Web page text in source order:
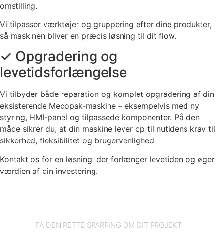
omstilling.
Vi tilpasser værktøjer og gruppering efter dine produkter,
så maskinen bliver en præcis løsning til dit flow.
✓ Opgradering og
levetidsforlængelse
Vi tilbyder både reparation og komplet opgradering af din
eksisterende Mecopak-maskine – eksempelvis med ny
styring, HMI-panel og tilpassede komponenter. På den
måde sikrer du, at din maskine lever op til nutidens krav til
sikkerhed, fleksibilitet og brugervenlighed.
Kontakt os for en løsning, der forlænger levetiden og øger
værdien af din investering.
FÅ DEN RETTE SPARRING OM DIT PROJEKT